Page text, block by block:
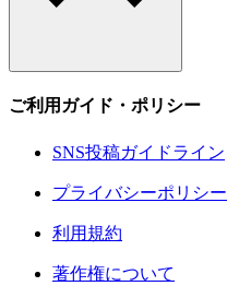
ご利用ガイド・ポリシー
SNS投稿ガイドライン
プライバシーポリシー
利用規約
著作権について